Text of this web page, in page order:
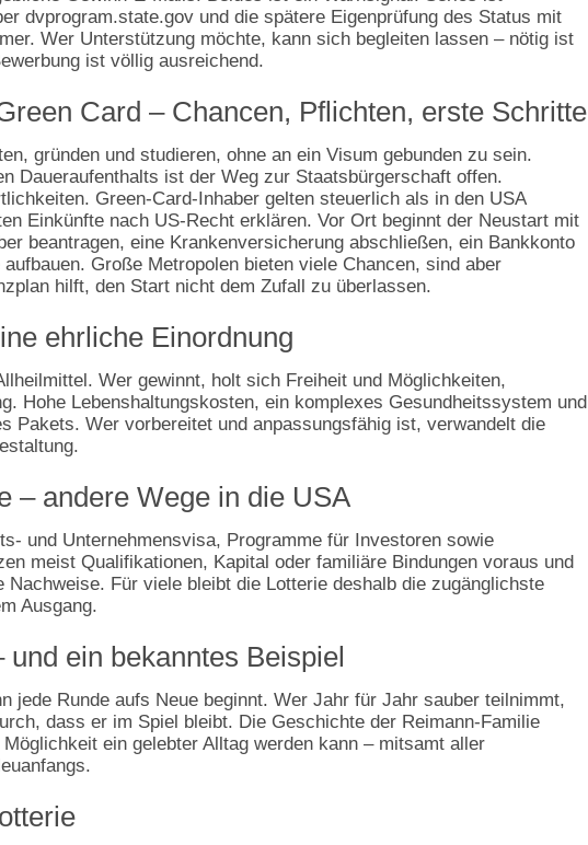
dvprogram.state.gov und die spätere Eigenprüfung des Status mit
Wer Unterstützung möchte, kann sich begleiten lassen – nötig ist
ist völlig ausreichend.
Card – Chancen, Pflichten, erste Schritte
gründen und studieren, ohne an ein Visum gebunden zu sein.
Daueraufenthalts ist der Weg zur Staatsbürgerschaft offen.
Green‑Card‑Inhaber gelten steuerlich als in den USA
Einkünfte nach US‑Recht erklären. Vor Ort beginnt der Neustart mit
beantragen, eine Krankenversicherung abschließen, ein Bankkonto
Große Metropolen bieten viele Chancen, sind aber
hilft, den Start nicht dem Zufall zu überlassen.
ehrliche Einordnung
Wer gewinnt, holt sich Freiheit und Möglichkeiten,
Hohe Lebenshaltungskosten, ein komplexes Gesundheitssystem und
Pakets. Wer vorbereitet und anpassungsfähig ist, verwandelt die
– andere Wege in die USA
und Unternehmensvisa, Programme für Investoren sowie
meist Qualifikationen, Kapital oder familiäre Bindungen voraus und
Nachweise. Für viele bleibt die Lotterie deshalb die zugänglichste
Ausgang.
ein bekanntes Beispiel
jede Runde aufs Neue beginnt. Wer Jahr für Jahr sauber teilnimmt,
dass er im Spiel bleibt. Die Geschichte der Reimann‑Familie
ein gelebter Alltag werden kann – mitsamt aller